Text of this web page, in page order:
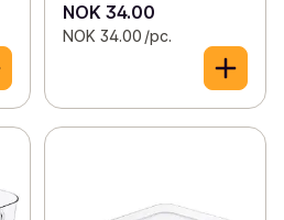
NOK 34.00
NOK 34.00 /pc.